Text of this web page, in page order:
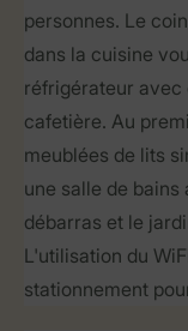
personnes. Le
dans la cuisine
réfrigérateur avec
cafetière. Au
meublées de lits
une salle de
débarras et le
L'utilisation du
stationnement